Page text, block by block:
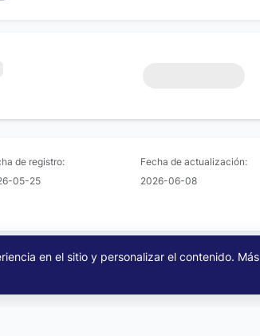
de registro:
05-25
Fecha de actualización:
2026-06-08
en el sitio y personalizar el contenido. Más